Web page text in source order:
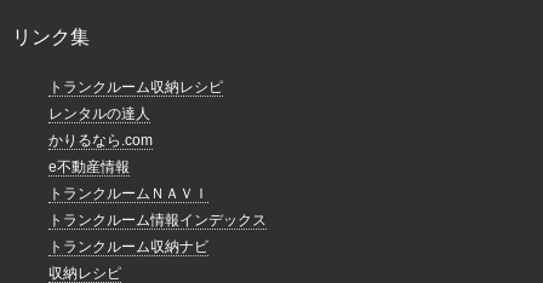
リンク集
トランクルーム収納レシピ
レンタルの達人
かりるなら.com
e不動産情報
トランクルームＮＡＶＩ
トランクルーム情報インデックス
トランクルーム収納ナビ
収納レシピ